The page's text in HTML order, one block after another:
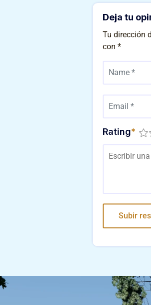
Deja tu
Tu dirección
con *
Rating*